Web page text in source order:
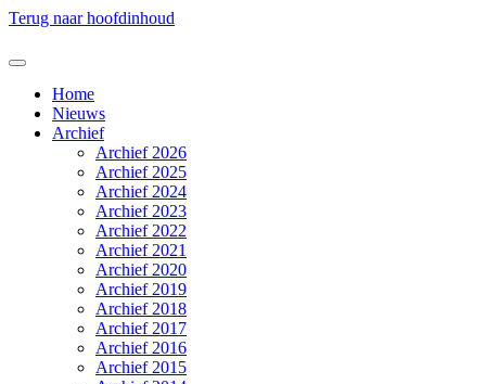
Terug naar hoofdinhoud
Home
Nieuws
Archief
Archief 2026
Archief 2025
Archief 2024
Archief 2023
Archief 2022
Archief 2021
Archief 2020
Archief 2019
Archief 2018
Archief 2017
Archief 2016
Archief 2015